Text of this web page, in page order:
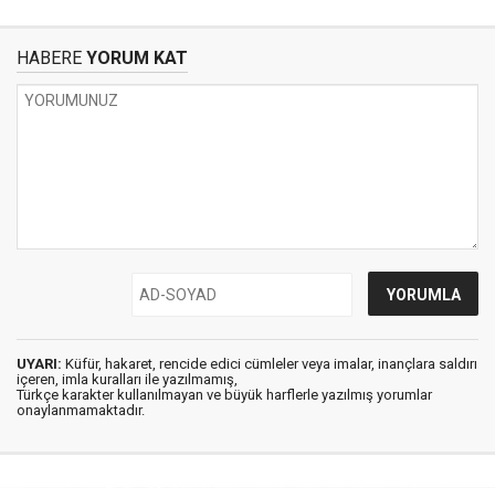
HABERE YORUM KAT
UYARI: Küfür, hakaret, rencide edici cümleler veya imalar, inançlara saldırı
içeren, imla kuralları ile yazılmamış,
Türkçe karakter kullanılmayan ve büyük harflerle yazılmış yorumlar
onaylanmamaktadır.